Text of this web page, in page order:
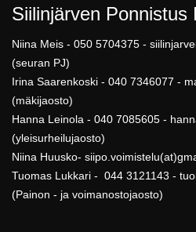
Siilinjärven Ponnistus
Niina Meis - 050 5704375 -
(seuran PJ)
Irina Saarenkoski - 040 7346077 -
(mäkijaosto)
Hanna Leinola - 040 7085605 -
(yleisurheilujaosto)
Niina Huusko-
Tuomas Lukkari - 044 3121143 -
(Painon - ja voimanostojaosto)